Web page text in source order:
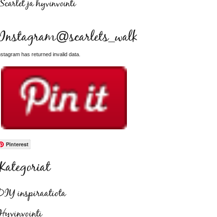
Scarlet ja hyvinvointi
Instagram@scarlets_walk
has returned invalid data.
Pinterest
Kategoriat
inspiraatiota